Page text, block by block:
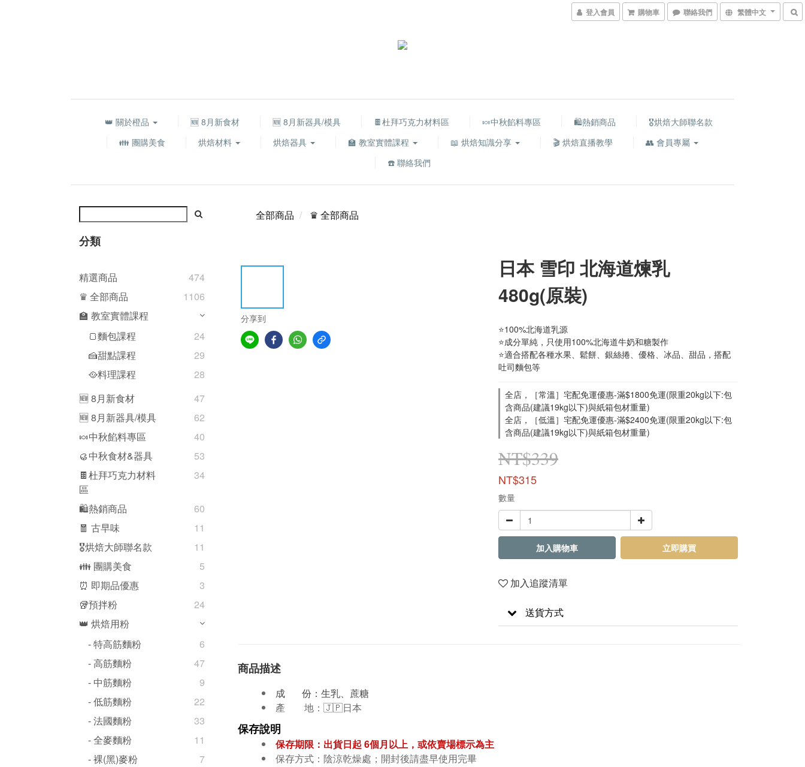
登入會員 購物車 聯絡我們 繁體中文
👑 關於橙品 🆕 8月新食材 🆕 8月新器具/模具 🍫杜拜巧克力材料區 🍬中秋餡料專區 🛍熱銷商品
🎖️烘焙大師聯名款
👪 團購美食
烘焙材料 烘焙器具 🏫 教室實體課程 📖 烘焙知識分享 🎬 烘焙直播教學
👥 會員專屬
☎️ 聯絡我們
分類
精選商品
474
♛ 全部商品
1106
🏫 教室實體課程
🍞麵包課程
24
🍰甜點課程
29
🥘料理課程
28
🆕 8月新食材
47
🆕 8月新器具/模具
62
🍬中秋餡料專區
40
🥮中秋食材&器具
53
🍫杜拜巧克力材料
區
34
🛍熱銷商品
60
🧧 古早味
11
🎖️烘焙大師聯名款
11
👪 團購美食
5
⏰ 即期品優惠
3
🥡預拌粉
24
👑 烘焙用粉
- 特高筋麵粉
6
- 高筋麵粉
47
- 中筋麵粉
9
- 低筋麵粉
22
- 法國麵粉
33
- 全麥麵粉
11
- 裸(黑)麥粉
7
全部商品 ♛ 全部商品
分享到
日本 雪印 北海道煉乳
480g(原裝)
⭐100%北海道乳源
⭐成分單純，只使用100%北海道牛奶和糖製作
⭐適合搭配各種水果、鬆餅、銀絲捲、優格、冰品、甜品，搭配
吐司麵包等
全店，［常溫］宅配免運優惠-滿$1800免運(限重20kg以下:包
含商品(建議19kg以下)與紙箱包材重量)
全店，［低溫］宅配免運優惠-滿$2400免運(限重20kg以下:包
含商品(建議19kg以下)與紙箱包材重量)
NT$339
NT$315
數量
加入購物車 立即購買
加入追蹤清單
送貨方式
商品描述
成 份：生乳、蔗糖
產 地：🇯🇵日本
保存說明
保存期限：出貨日起 6個月以上，或依賣場標示為主
保存方式：陰涼乾燥處；開封後請盡早使用完畢